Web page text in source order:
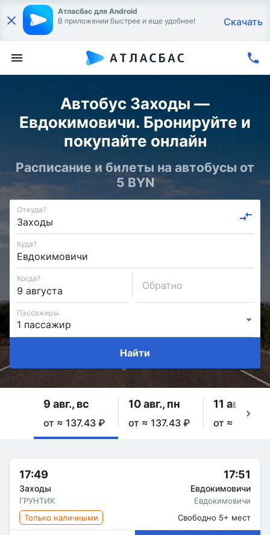
Атласбас для Android
В приложении быстрее и еще удобнее!
Скачать
Автобус Заходы —
Евдокимовичи. Бронируйте и
покупайте онлайн
Расписание и билеты на автобусы от
5 BYN
Откуда?
Куда?
Когда?
Обратно
Пассажиры
Найти
9 авг., вс
от ≈ 137.43 ₽
10 авг., пн
от ≈ 137.43 ₽
11 авг., вт
от ≈ 137.43
17:49
Заходы
ГРУНТИК
17:51
Евдокимовичи
Евдокимовичи
Только наличными
Свободно 5+ мест